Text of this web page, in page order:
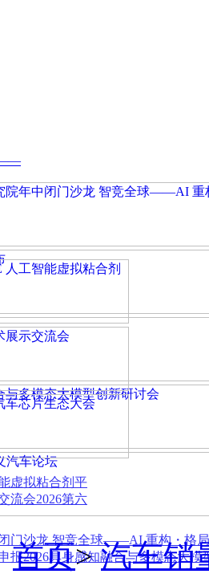
——
门沙龙 智竞全球——AI 重构・格
报2026具身感知融合与多模态大模
虚拟粘合剂平
流会2026第六
首页>汽车销